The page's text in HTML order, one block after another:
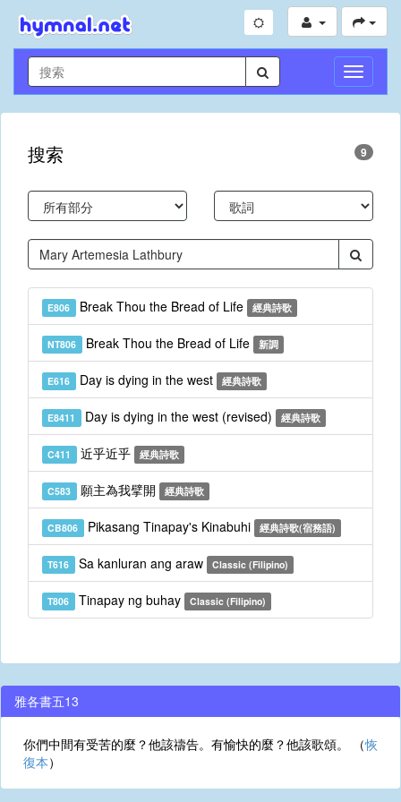
切
換
導
搜索 9
E806 Break Thou the Bread of Life 經典詩歌
NT806 Break Thou the Bread of Life 新調
E616 Day is dying in the west 經典詩歌
E8411 Day is dying in the west (revised) 經典詩歌
C411 近乎近乎 經典詩歌
C583 願主為我擘開 經典詩歌
CB806 Pikasang Tinapay's Kinabuhi 經典詩歌(宿務語)
T616 Sa kanluran ang araw Classic (Filipino)
T806 Tinapay ng buhay Classic (Filipino)
雅各書五13
你們中間有受苦的麼？他該禱告。有愉快的麼？他該歌頌。 （恢
復本）